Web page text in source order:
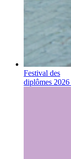
Festival des
diplômes 2026